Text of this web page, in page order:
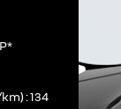
km) 134